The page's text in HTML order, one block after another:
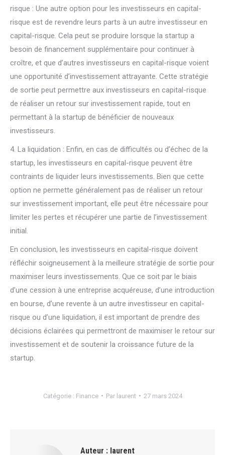
risque : Une autre option pour les investisseurs en capital-
risque est de revendre leurs parts à un autre investisseur en
capital-risque. Cela peut se produire lorsque la startup a
besoin de financement supplémentaire pour continuer à
croître, et que d’autres investisseurs en capital-risque voient
une opportunité d’investissement attrayante. Cette stratégie
de sortie peut permettre aux investisseurs en capital-risque
de réaliser un retour sur investissement rapide, tout en
permettant à la startup de bénéficier de nouveaux
investisseurs.
4. La liquidation : Enfin, en cas de difficultés ou d’échec de la
startup, les investisseurs en capital-risque peuvent être
contraints de liquider leurs investissements. Bien que cette
option ne permette généralement pas de réaliser un retour
sur investissement important, elle peut être nécessaire pour
limiter les pertes et récupérer une partie de l’investissement
initial.
En conclusion, les investisseurs en capital-risque doivent
réfléchir soigneusement à la meilleure stratégie de sortie pour
maximiser leurs investissements. Que ce soit par le biais
d’une cession à une entreprise acquéreuse, d’une introduction
en bourse, d’une revente à un autre investisseur en capital-
risque ou d’une liquidation, il est important de prendre des
décisions éclairées qui permettront de maximiser le retour sur
investissement et de soutenir la croissance future de la
startup.
Catégorie : Finance Par laurent 27 mars 2024
Auteur : laurent